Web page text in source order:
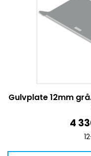
Gulvplate 12mm
4